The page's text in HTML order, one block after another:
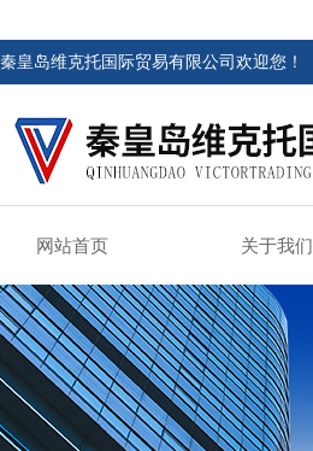
秦皇岛维克托国际贸易有限公司欢迎您！
网站首页 关于我们